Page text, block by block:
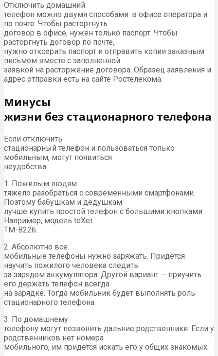
Отключить домашний
телефон можно двумя способами: в офисе оператора и
по почте. Чтобы расторгнуть
договор в офисе, нужен только паспорт. Чтобы
расторгнуть договор по почте,
нужно отксерить паспорт и отправить копии заказным
письмом вместе с заполненной
заявкой на расторжение договора. Образец заявления и
адрес отправки есть на сайте Ростелекома.
Минусы
жизни без стационарного телефона
Если отключить
стационарный телефон и пользоваться только
мобильным, могут появиться
неудобства:
1. Пожилым людям
тяжело разобраться с современными смартфонами.
Поэтому бабушкам и дедушкам
лучше купить простой телефон с большими кнопками.
Например, модель teXet
ТМ-В226.
2. Абсолютно все
мобильные телефоны нужно заряжать. Придется
научить пожилого человека следить
за зарядом аккумулятора. Другой вариант — приучить
его держать телефон всегда
на зарядке. Тогда мобильник будет выполнять роль
стационарного телефона.
3. По домашнему
телефону могут позвонить дальние родственники. Если у
родственников нет номера
мобильного, им придется искать его у общих знакомых.